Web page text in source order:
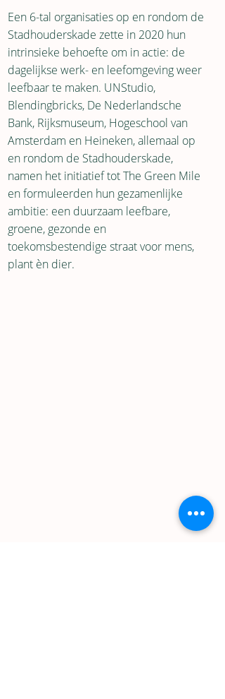
Een 6-tal organisaties op en rondom de
Stadhouderskade zette in 2020 hun
intrinsieke behoefte om in actie: de
dagelijkse werk- en leefomgeving weer
leefbaar te maken. UNStudio,
Blendingbricks, De Nederlandsche
Bank, Rijksmuseum, Hogeschool van
Amsterdam en Heineken, allemaal op
en rondom de Stadhouderskade,
namen het initiatief tot The Green Mile
en formuleerden hun gezamenlijke
ambitie: een duurzaam leefbare,
groene, gezonde en
toekomsbestendige straat voor mens,
plant èn dier.